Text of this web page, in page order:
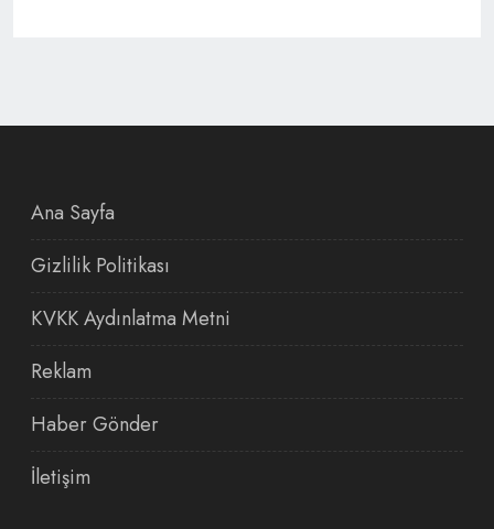
Ana Sayfa
Gizlilik Politikası
KVKK Aydınlatma Metni
Reklam
Haber Gönder
İletişim